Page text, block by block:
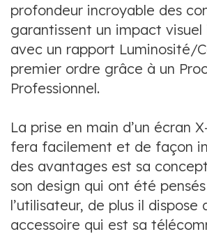
profondeur incroyable des
garantissent un impact visuel
avec un rapport Luminosité/
premier ordre grâce à un
Professionnel.
La prise en main d’un écran
fera facilement et de façon
des avantages est sa
son design qui ont été
l’utilisateur, de plus il dispose
accessoire qui est sa